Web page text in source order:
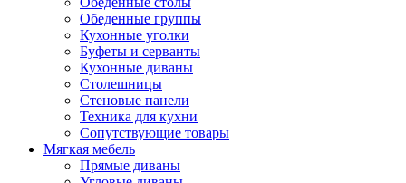
Обеденные группы
Кухонные уголки
Буфеты и серванты
Кухонные диваны
Столешницы
Стеновые панели
Техника для кухни
Сопутствующие товары
Мягкая мебель
Прямые диваны